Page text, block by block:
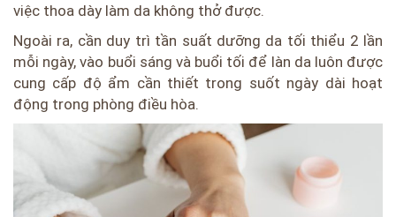
việc thoa dày làm da không thở được.
Ngoài ra, cần duy trì tần suất dưỡng da tối thiểu 2 lần
mỗi ngày, vào buổi sáng và buổi tối để làn da luôn được
cung cấp độ ẩm cần thiết trong suốt ngày dài hoạt
động trong phòng điều hòa.